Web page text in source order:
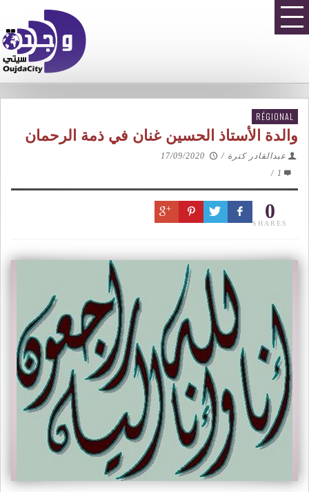
RÉGIONAL
والدة الأستاذ الحسين غنان في ذمة الرحمان
عبدالقادر كترة /
17/09/2020
1
/
0
SHARES